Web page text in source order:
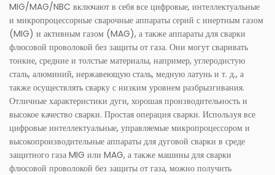
MIG/MAG/NBC включают в себя все цифровые, интеллектуальные
и микропроцессорные сварочные аппараты серий с инертным газом
(MIG) и активным газом (MAG), а также аппараты для сварки
флюсовой проволокой без защиты от газа. Они могут сваривать
тонкие, средние и толстые материалы, например, углеродистую
сталь, алюминий, нержавеющую сталь, медную латунь и т. д., а
также осуществлять сварку с низким уровнем разбрызгивания.
Отличные характеристики дуги, хорошая производительность и
высокое качество сварки. Простая операция сварки. Используя все
цифровые интеллектуальные, управляемые микропроцессором и
высокопроизводительные аппараты для дуговой сварки в среде
защитного газа MIG или MAG, а также машины для сварки
флюсовой проволокой без защиты от газа, можно получить